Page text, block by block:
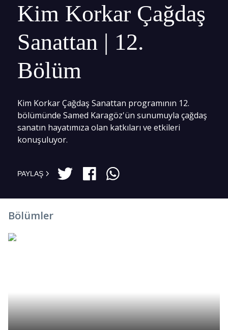
Kim Korkar Çağdaş
Sanattan | 12.
Bölüm
Kim Korkar Çağdaş Sanattan programının 12.
bölümünde Samed Karagöz'ün sunumuyla çağdaş
sanatın hayatımıza olan katkıları ve etkileri
konuşuluyor.
PAYLAŞ
Bölümler